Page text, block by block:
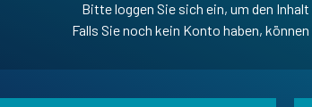
Bitte loggen Sie sich ein, um den
Falls Sie noch kein Konto haben,